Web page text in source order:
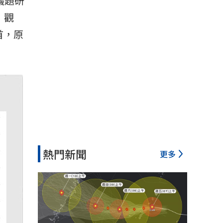
觀
，原
熱門新聞 更多